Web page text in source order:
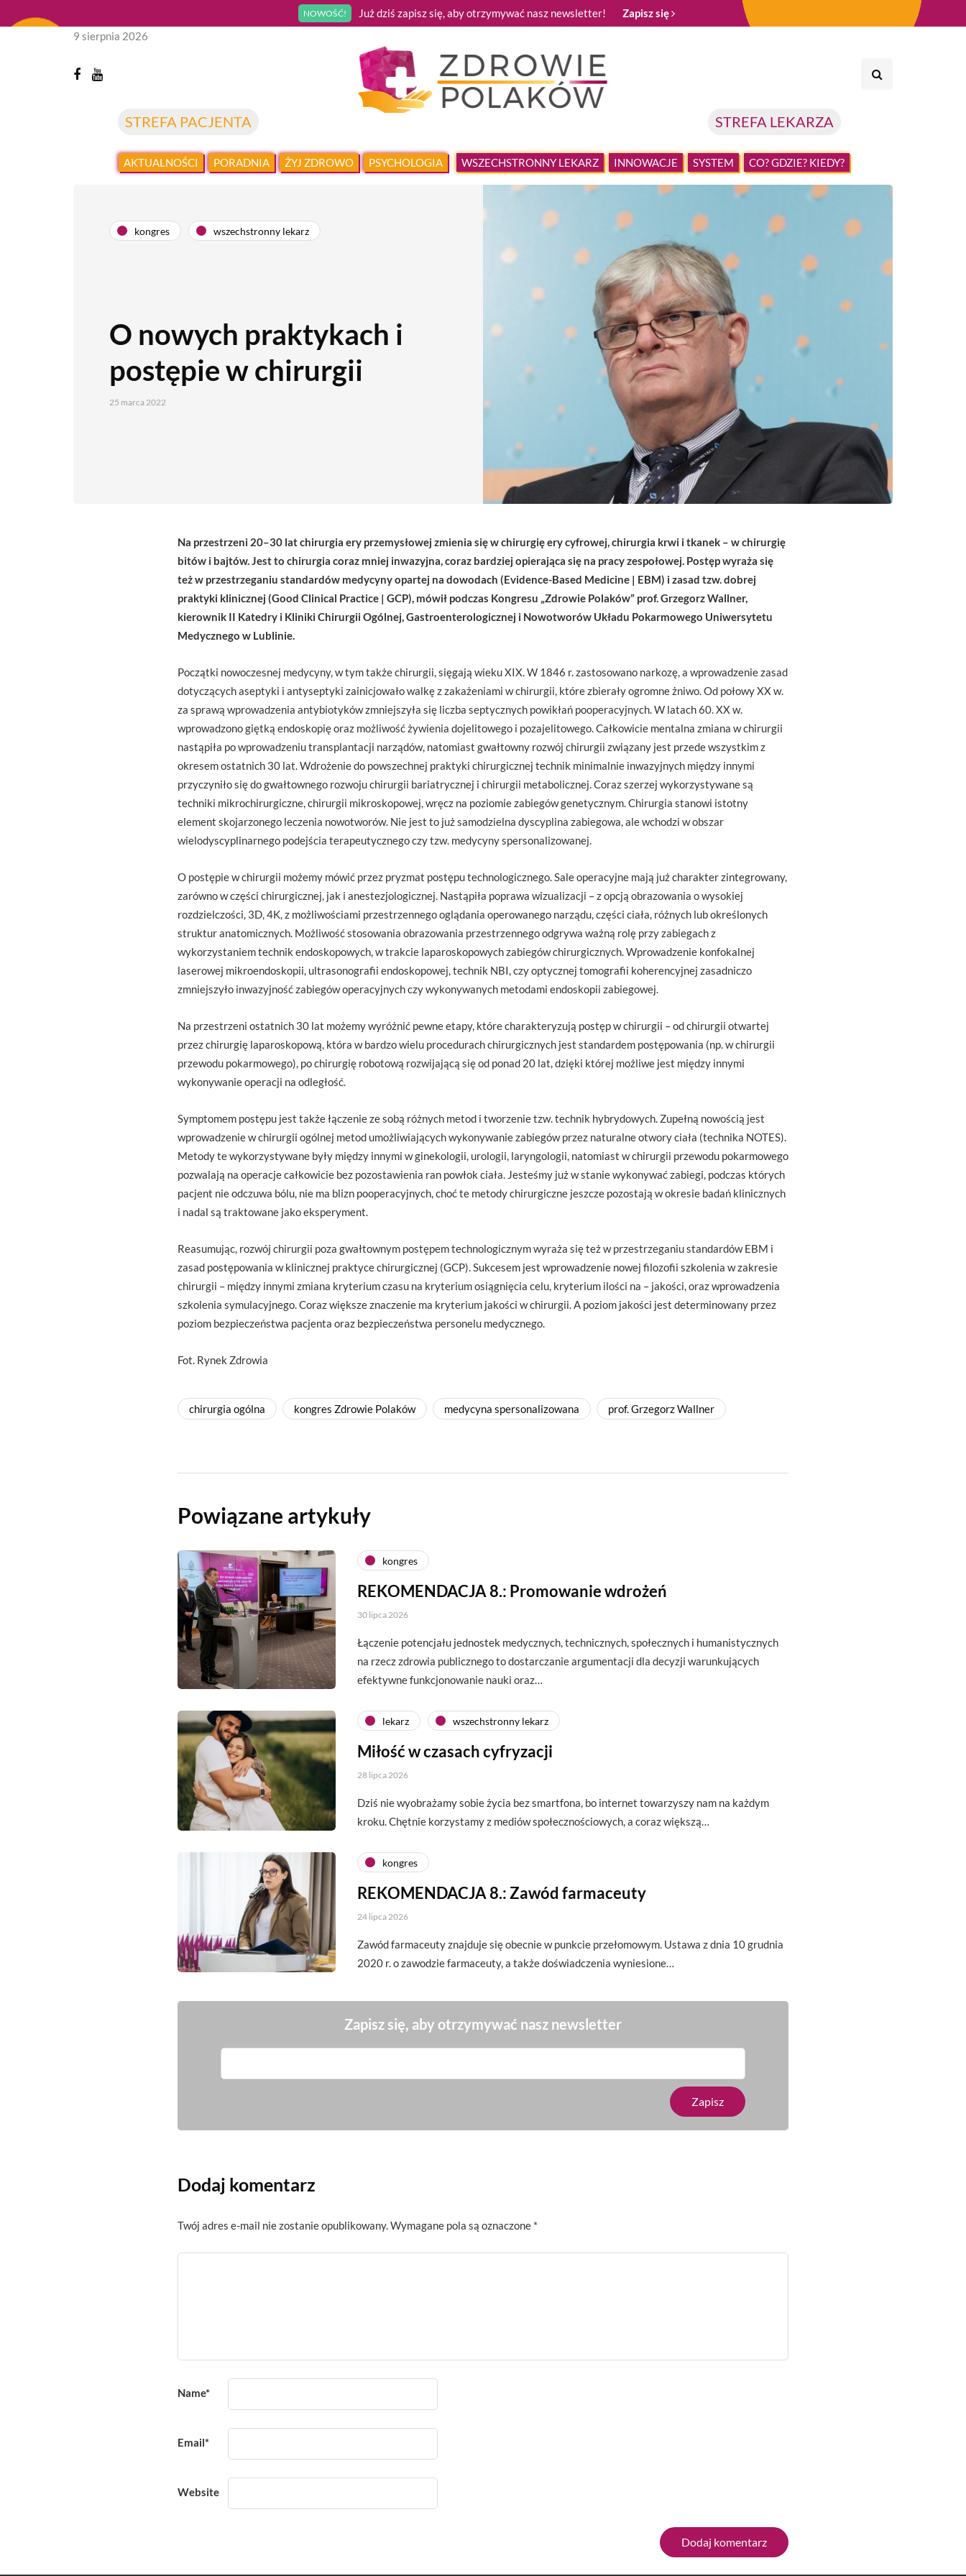
NOWOŚĆ! Już dziś zapisz się, aby otrzymywać nasz newsletter! Zapisz się
STREFA PACJENTA STREFA LEKARZA
9 sierpnia 2026
AKTUALNOŚCI PORADNIA ŻYJ ZDROWO PSYCHOLOGIA WSZECHSTRONNY LEKARZ INNOWACJE SYSTEM CO? GDZIE? KIEDY?
kongres wszechstronny lekarz
O nowych praktykach i
postępie w chirurgii
25 marca 2022
Na przestrzeni 20–30 lat chirurgia ery przemysłowej zmienia się w chirurgię ery cyfrowej, chirurgia krwi i tkanek – w chirurgię
bitów i bajtów. Jest to chirurgia coraz mniej inwazyjna, coraz bardziej opierająca się na pracy zespołowej. Postęp wyraża się
też w przestrzeganiu standardów medycyny opartej na dowodach (Evidence-Based Medicine | EBM) i zasad tzw. dobrej
praktyki klinicznej (Good Clinical Practice | GCP), mówił podczas Kongresu „Zdrowie Polaków” prof. GrzegorzWallner,
kierownik II Katedry i Kliniki Chirurgii Ogólnej, Gastroenterologicznej i Nowotworów Układu Pokarmowego Uniwersytetu
Medycznego w Lublinie.
Początki nowoczesnej medycyny, w tym także chirurgii, sięgają wieku XIX. W 1846 r. zastosowano narkozę, a wprowadzenie zasad
dotyczących aseptyki i antyseptyki zainicjowało walkę z zakażeniami w chirurgii, które zbierały ogromne żniwo. Od połowy XX w.
za sprawą wprowadzenia antybiotyków zmniejszyła się liczba septycznych powikłań pooperacyjnych. W latach 60. XX w.
wprowadzono giętką endoskopię oraz możliwość żywienia dojelitowego i pozajelitowego. Całkowicie mentalna zmiana w chirurgii
nastąpiła po wprowadzeniu transplantacji narządów, natomiast gwałtowny rozwój chirurgii związany jest przede wszystkim z
okresem ostatnich 30 lat. Wdrożenie do powszechnej praktyki chirurgicznej technik minimalnie inwazyjnych między innymi
przyczyniło się do gwałtownego rozwoju chirurgii bariatrycznej i chirurgii metabolicznej. Coraz szerzej wykorzystywane są
techniki mikrochirurgiczne, chirurgii mikroskopowej, wręcz na poziomie zabiegów genetycznym. Chirurgia stanowi istotny
element skojarzonego leczenia nowotworów. Nie jest to już samodzielna dyscyplina zabiegowa, ale wchodzi w obszar
wielodyscyplinarnego podejścia terapeutycznego czy tzw. medycyny spersonalizowanej.
O postępie w chirurgii możemy mówić przez pryzmat postępu technologicznego. Sale operacyjne mają już charakter zintegrowany,
zarówno w części chirurgicznej, jak i anestezjologicznej. Nastąpiła poprawa wizualizacji – z opcją obrazowania o wysokiej
rozdzielczości, 3D, 4K, z możliwościami przestrzennego oglądania operowanego narządu, części ciała, różnych lub określonych
struktur anatomicznych. Możliwość stosowania obrazowania przestrzennego odgrywa ważną rolę przy zabiegach z
wykorzystaniem technik endoskopowych, w trakcie laparoskopowych zabiegów chirurgicznych. Wprowadzenie konfokalnej
laserowej mikroendoskopii, ultrasonografii endoskopowej, technik NBI, czy optycznej tomografii koherencyjnej zasadniczo
zmniejszyło inwazyjność zabiegów operacyjnych czy wykonywanych metodami endoskopii zabiegowej.
Na przestrzeni ostatnich 30 lat możemy wyróżnić pewne etapy, które charakteryzują postęp w chirurgii – od chirurgii otwartej
przez chirurgię laparoskopową, która w bardzo wielu procedurach chirurgicznych jest standardem postępowania (np. w chirurgii
przewodu pokarmowego), po chirurgię robotową rozwijającą się od ponad 20 lat, dzięki której możliwe jest między innymi
wykonywanie operacji na odległość.
Symptomem postępu jest także łączenie ze sobą różnych metod i tworzenie tzw. technik hybrydowych. Zupełną nowością jest
wprowadzenie w chirurgii ogólnej metod umożliwiających wykonywanie zabiegów przez naturalne otwory ciała (technika NOTES).
Metody te wykorzystywane były między innymi w ginekologii, urologii, laryngologii, natomiast w chirurgii przewodu pokarmowego
pozwalają na operacje całkowicie bez pozostawienia ran powłok ciała. Jesteśmy już w stanie wykonywać zabiegi, podczas których
pacjent nie odczuwa bólu, nie ma blizn pooperacyjnych, choć te metody chirurgiczne jeszcze pozostają w okresie badań klinicznych
i nadal są traktowane jako eksperyment.
Reasumując, rozwój chirurgii poza gwałtownym postępem technologicznym wyraża się też w przestrzeganiu standardów EBM i
zasad postępowania w klinicznej praktyce chirurgicznej (GCP). Sukcesem jest wprowadzenie nowej filozofii szkolenia w zakresie
chirurgii – między innymi zmiana kryterium czasu na kryterium osiągnięcia celu, kryterium ilości na – jakości, oraz wprowadzenia
szkolenia symulacyjnego. Coraz większe znaczenie ma kryterium jakości w chirurgii. A poziom jakości jest determinowany przez
poziom bezpieczeństwa pacjenta oraz bezpieczeństwa personelu medycznego.
Fot. Rynek Zdrowia
chirurgia ogólna kongres Zdrowie Polaków medycyna spersonalizowana prof. Grzegorz Wallner
Powiązane artykuły
kongres
REKOMENDACJA 8.: Promowanie wdrożeń
30 lipca 2026
Łączenie potencjału jednostek medycznych, technicznych, społecznych i humanistycznych
na rzecz zdrowia publicznego to dostarczanie argumentacji dla decyzji warunkujących
efektywne funkcjonowanie nauki oraz…
lekarz wszechstronny lekarz
Miłość w czasach cyfryzacji
28 lipca 2026
Dziś nie wyobrażamy sobie życia bez smartfona, bo internet towarzyszy nam na każdym
kroku. Chętnie korzystamy z mediów społecznościowych, a coraz większą…
kongres
REKOMENDACJA 8.: Zawód farmaceuty
24 lipca 2026
Zawód farmaceuty znajduje się obecnie w punkcie przełomowym. Ustawa z dnia 10 grudnia
2020 r. o zawodzie farmaceuty, a także doświadczenia wyniesione…
Zapisz się, aby otrzymywać nasz newsletter
Dodaj komentarz
Twój adres e-mail nie zostanie opublikowany.Wymagane pola są oznaczone *
Name*
Email*
Website